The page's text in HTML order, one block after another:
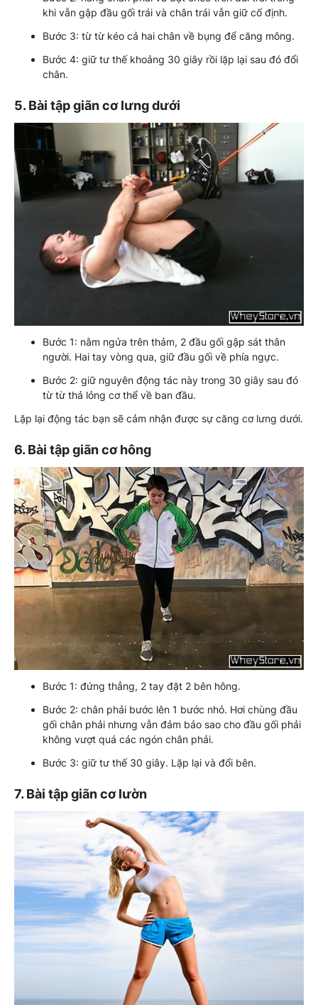
khi vẫn gập đầu gối trái và chân trái vẫn giữ cố định.
Bước 3: từ từ kéo cả hai chân về bụng để căng mông.
Bước 4: giữ tư thế khoảng 30 giây rồi lặp lại sau đó đổi
chân.
5. Bài tập giãn cơ lưng dưới
Bước 1: nằm ngửa trên thảm, 2 đầu gối gập sát thân
người. Hai tay vòng qua, giữ đầu gối về phía ngực.
Bước 2: giữ nguyên động tác này trong 30 giây sau đó
từ từ thả lỏng cơ thể về ban đầu.
Lặp lại động tác bạn sẽ cảm nhận được sự căng cơ lưng dưới.
6. Bài tập giãn cơ hông
Bước 1: đứng thẳng, 2 tay đặt 2 bên hông.
Bước 2: chân phải bước lên 1 bước nhỏ. Hơi chùng đầu
gối chân phải nhưng vẫn đảm bảo sao cho đầu gối phải
không vượt quá các ngón chân phải.
Bước 3: giữ tư thế 30 giây. Lặp lại và đổi bên.
7. Bài tập giãn cơ lườn